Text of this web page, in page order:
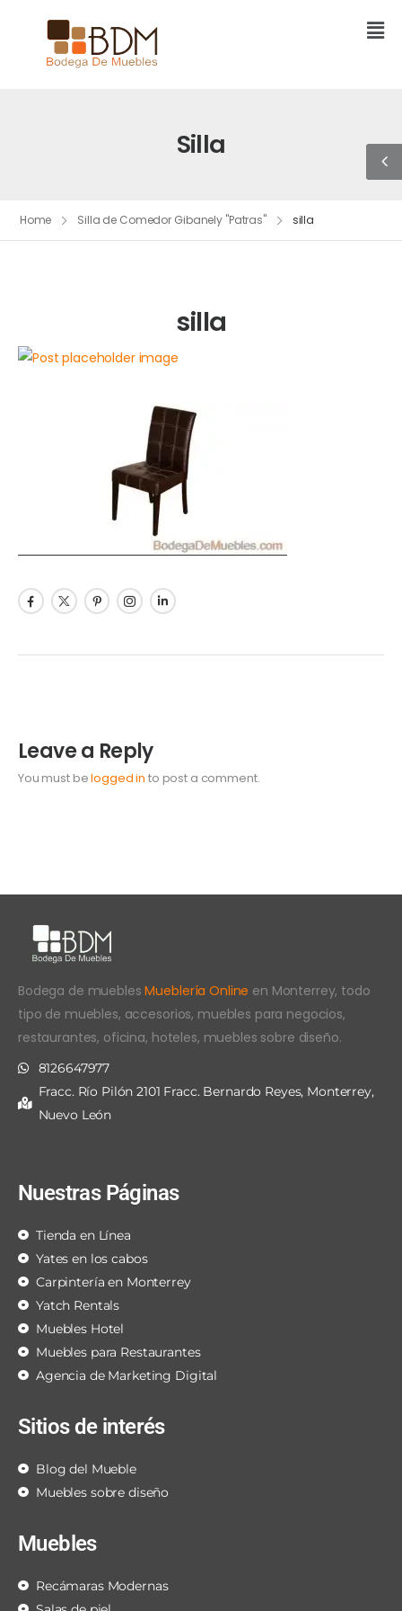
Silla
Home Silla de Comedor Gibanely "Patras" silla
silla
Leave a Reply
You must belogged in to post a comment.
Bodega de mueblesMueblería Online en Monterrey, todo
tipo de muebles, accesorios, muebles para negocios,
restaurantes, oficina, hoteles, muebles sobre diseño.
8126647977
Fracc. Río Pilón 2101 Fracc. Bernardo Reyes, Monterrey,
Nuevo León
Nuestras Páginas
Tienda en Línea
Yates en los cabos
Carpintería en Monterrey
Yatch Rentals
Muebles Hotel
Muebles para Restaurantes
Agencia de Marketing Digital
Sitios de interés
Blog del Mueble
Muebles sobre diseño
Muebles
Recámaras Modernas